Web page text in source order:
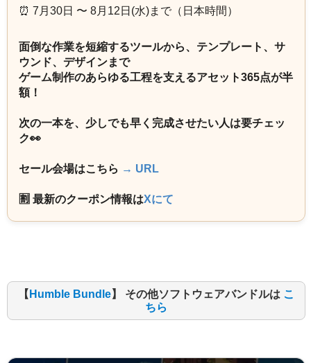
⏰️ 7月30日 〜 8月12日(水)まで（日本時間）
面倒な作業を短縮するツールから、テンプレート、サ
ウンド、デザインまで
ゲーム制作のあらゆる工程を支えるアセット365点が半
額！
次の一本を、少しでも早く完成させたい人は要チェッ
ク👀
セール会場はこちら → URL
🈹 最新のクーポン情報はXにて
【 Humble Bundle】 その他ソフトウェアバンドルは こ
ちら